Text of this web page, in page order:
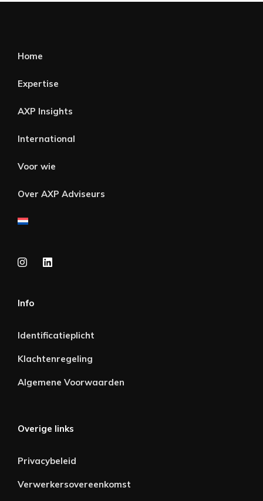
Home
Expertise
AXP Insights
International
Voor wie
Over AXP Adviseurs
Info
Identificatieplicht
Klachtenregeling
Algemene Voorwaarden
Overige links
Privacybeleid
Verwerkersovereenkomst